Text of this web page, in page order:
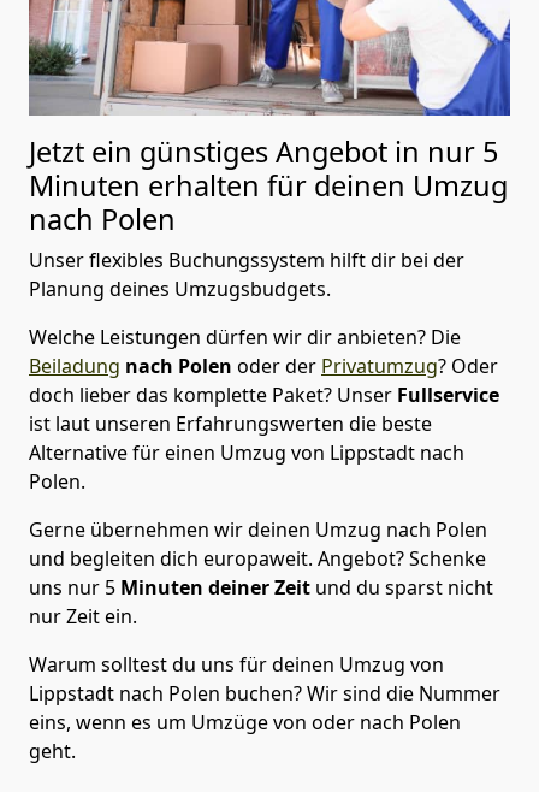
Jetzt ein günstiges Angebot in nur 5
Minuten erhalten für deinen Umzug
nach Polen
Unser flexibles Buchungssystem hilft dir bei der
Planung deines Umzugsbudgets.
Welche Leistungen dürfen wir dir anbieten? Die
Beiladung nach Polen oder der Privatumzug? Oder
doch lieber das komplette Paket? Unser Fullservice
ist laut unseren Erfahrungswerten die beste
Alternative für einen Umzug von Lippstadt nach
Polen.
Gerne übernehmen wir deinen Umzug nach Polen
und begleiten dich europaweit. Angebot? Schenke
uns nur 5 Minuten deiner Zeit und du sparst nicht
nur Zeit ein.
Warum solltest du uns für deinen Umzug von
Lippstadt nach Polen buchen? Wir sind die Nummer
eins, wenn es um Umzüge von oder nach Polen
geht.